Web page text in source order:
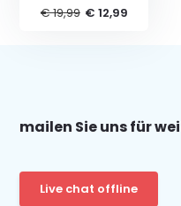
€ 19,99 € 12,99
mailen Sie uns für
Live chat offline